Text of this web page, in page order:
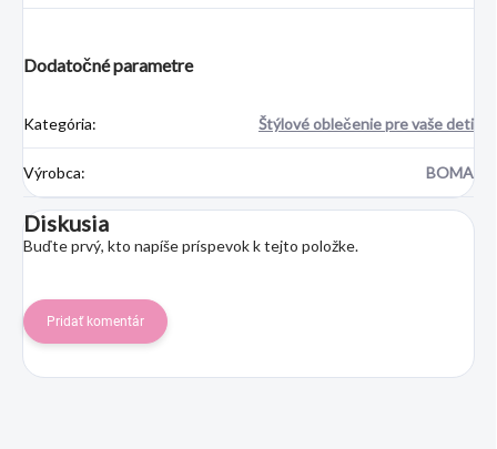
Dodatočné parametre
Kategória: Štýlové oblečenie pre vaše deti
Výrobca: BOMA
Diskusia
Buďte prvý, kto napíše príspevok k tejto položke.
Pridať komentár